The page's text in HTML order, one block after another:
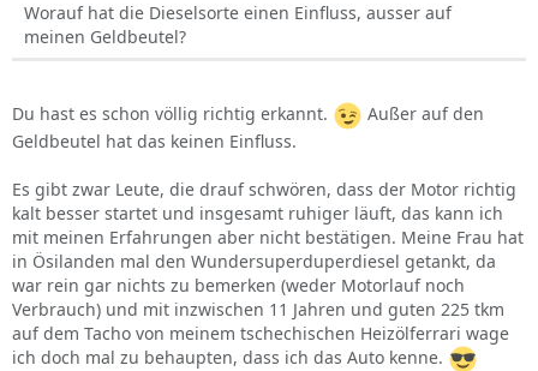
Worauf hat die Dieselsorte einen Einfluss, ausser auf
meinen Geldbeutel?
Du hast es schon völlig richtig erkannt.
Außer auf den
Geldbeutel hat das keinen Einfluss.
Es gibt zwar Leute, die drauf schwören, dass der Motor richtig
kalt besser startet und insgesamt ruhiger läuft, das kann ich
mit meinen Erfahrungen aber nicht bestätigen. Meine Frau hat
in Ösilanden mal den Wundersuperduperdiesel getankt, da
war rein gar nichts zu bemerken (weder Motorlauf noch
Verbrauch) und mit inzwischen 11 Jahren und guten 225 tkm
auf dem Tacho von meinem tschechischen Heizölferrari wage
ich doch mal zu behaupten, dass ich das Auto kenne.